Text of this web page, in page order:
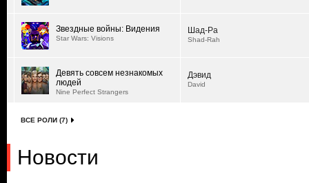
Звездные войны: Видения
Star Wars: Visions
Шад-Ра
Shad-Rah
Девять совсем незнакомых
людей
Nine Perfect Strangers
Дэвид
David
ВСЕ РОЛИ (7)
Новости